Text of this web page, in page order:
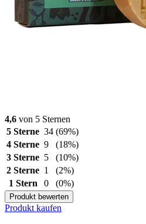
4,6 von 5 Sternen
5 Sterne 34 (69%)
4 Sterne 9
(18%)
3 Sterne 5
(10%)
2 Sterne 1
(2%)
1 Stern
0 (0%)
Produkt bewerten
Produkt kaufen